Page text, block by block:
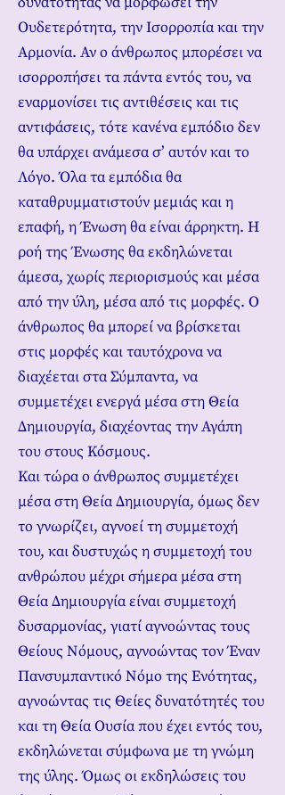
Ουδετερότητα, την Ισορροπία και την
Αρμονία. Αν ο άνθρωπος μπορέσει να
ισορροπήσει τα πάντα εντός του, να
εναρμονίσει τις αντιθέσεις και τις
αντιφάσεις, τότε κανένα εμπόδιο δεν
θα υπάρχει ανάμεσα σ’ αυτόν και το
Λόγο. Όλα τα εμπόδια θα
καταθρυμματιστούν μεμιάς και η
επαφή, η Ένωση θα είναι άρρηκτη. Η
ροή της Ένωσης θα εκδηλώνεται
άμεσα, χωρίς περιορισμούς και μέσα
από την ύλη, μέσα από τις μορφές. Ο
άνθρωπος θα μπορεί να βρίσκεται
στις μορφές και ταυτόχρονα να
διαχέεται στα Σύμπαντα, να
συμμετέχει ενεργά μέσα στη Θεία
Δημιουργία, διαχέοντας την Αγάπη
του στους Κόσμους.
Και τώρα ο άνθρωπος συμμετέχει
μέσα στη Θεία Δημιουργία, όμως δεν
το γνωρίζει, αγνοεί τη συμμετοχή
του, και δυστυχώς η συμμετοχή του
ανθρώπου μέχρι σήμερα μέσα στη
Θεία Δημιουργία είναι συμμετοχή
δυσαρμονίας, γιατί αγνοώντας τους
Θείους Νόμους, αγνοώντας τον Έναν
Πανσυμπαντικό Νόμο της Ενότητας,
αγνοώντας τις Θείες δυνατότητές του
και τη Θεία Ουσία που έχει εντός του,
εκδηλώνεται σύμφωνα με τη γνώμη
της ύλης. Όμως οι εκδηλώσεις του